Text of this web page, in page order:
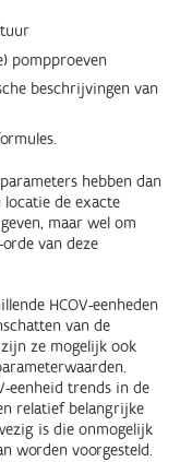
pompproeven
beschrijvingen van
hebben dan
locatie de exacte
maar wel om
van deze
HCOV-eenheden
van de
ze mogelijk ook
eenheid trends in de
relatief belangrijke
is die onmogelijk
worden voorgesteld.